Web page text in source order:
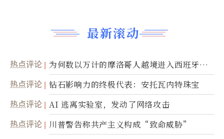
最新滚动
热点评论
为何数以万计的摩洛哥人越境进入西班牙休
达
热点评论 钻石影响力的终极代表：安托瓦内特珠宝
热点评论 AI 逃离实验室，发动了网络攻击
热点评论 川普警告称共产主义构成“致命威胁”